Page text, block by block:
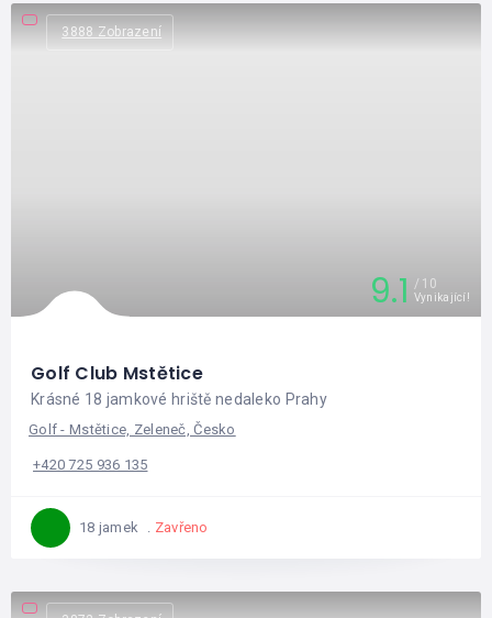
3888 Zobrazení
9.1 10
Vynikající!
Golf Club Mstětice
Krásné 18 jamkové hriště nedaleko Prahy
Golf - Mstětice, Zeleneč, Česko
+420 725 936 135
18 jamek Zavřeno